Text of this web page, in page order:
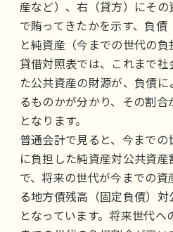
産など）、右（貸方）にそ
で賄ってきたかを示す、負債
と純資産（今までの世代の負
貸借対照表では、これまで社
た公共資産の財源が、負債
るものかが分かり、その割
となります。
普通会計で見ると、今までの
に負担した純資産対公共資
で、将来の世代が今までの
る地方債残高（固定負債）対
となっています。将来世代へ